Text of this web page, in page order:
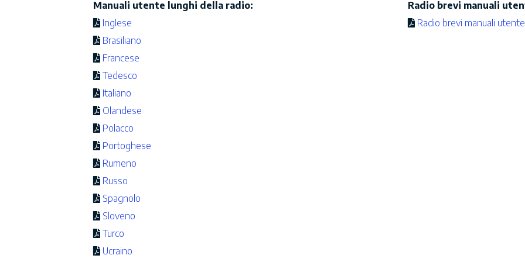
Manuali utente lunghi della radio:
Inglese
Brasiliano
Francese
Tedesco
Italiano
Olandese
Polacco
Portoghese
Rumeno
Russo
Spagnolo
Sloveno
Turco
Ucraino
Radio brevi manuali
Radio brevi manuali utente